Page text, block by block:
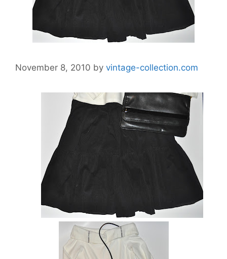
November 8, 2010 by vintage-collection.com